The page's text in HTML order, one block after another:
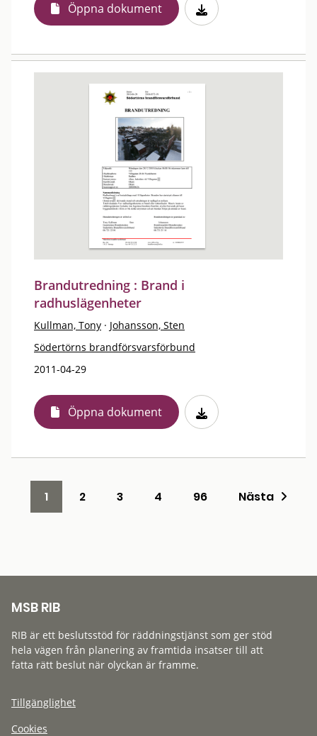
Öppna dokument
Brandutredning : Brand i
radhuslägenheter
Kullman, Tony · Johansson, Sten
Södertörns brandförsvarsförbund
2011-04-29
Öppna dokument
1 2 3 4 96 Nästa
MSB RIB
RIB är ett beslutsstöd för räddningstjänst som ger stöd
hela vägen från planering av framtida insatser till att
fatta rätt beslut när olyckan är framme.
Tillgänglighet
Cookies